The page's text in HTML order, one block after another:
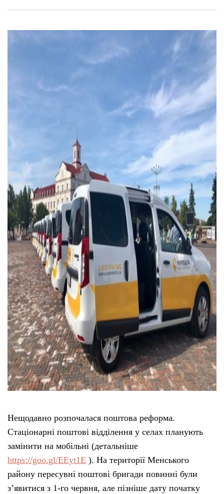
Нещодавно розпочалася поштова реформа.
Стаціонарні поштові відділення у селах планують
замінити на мобільні (детальніше
https://goo.gl/EEyt1E ). На території Менського
району пересувні поштові бригади повинні були
з’явитися з 1-го червня, але пізніше дату початку